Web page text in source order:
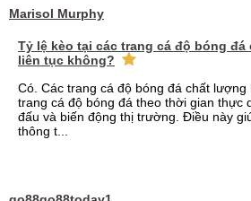
Marisol Murphy
Tỷ lệ kèo tại các trang cá độ bóng
liên tục không?
Có. Các trang cá độ bóng đá chất
trang cá độ bóng đá theo thời gian thực
đấu và biến động thị trường. Điều này
thông t...